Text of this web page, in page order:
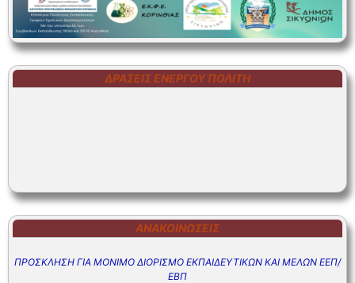
ΔΡΆΣΕΙΣ ΕΝΕΡΓΟΎ ΠΟΛΊΤΗ
ΑΝΑΚΟΙΝΏΣΕΙΣ
ΠΡΟΣΚΛΗΣΗ ΓΙΑ ΜΟΝΙΜΟ ΔΙΟΡΙΣΜΟ ΕΚΠΑΙΔΕΥΤΙΚΩΝ ΚΑΙ ΜΕΛΩΝ ΕΕΠ/
ΕΒΠ